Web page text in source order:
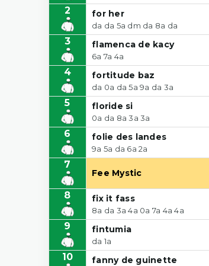
2 for her
da da 5a dm da 8a da
3 flamenca de kacy
6a 7a 4a
4 fortitude baz
da 0a da 5a 9a da 3a
5 floride si
0a da 8a 3a 3a
6 folie des landes
9a 5a da 6a 2a
7
Fee Mystic
8 fix it fass
8a da 3a 4a 0a 7a 4a 4a
9 fintumia
da 1a
10 fanny de guinette